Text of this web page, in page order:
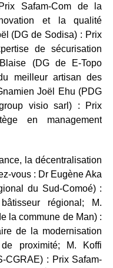
Safam-Com de la
et la qualité
(DG de Sodisa) : Prix
de sécurisation
(DG de E-Topo
meilleur artisan des
Joël Ehu (PDG
visio sarl) : Prix
en management
la décentralisation
vous : Dr Eugène Aka
du Sud-Comoé) :
régional; M.
la commune de Man) :
de la modernisation
proximité; M. Koffi
CGRAE) : Prix Safam-